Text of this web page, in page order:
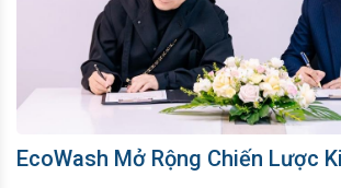
EcoWash Mở Rộng Chiến Lược